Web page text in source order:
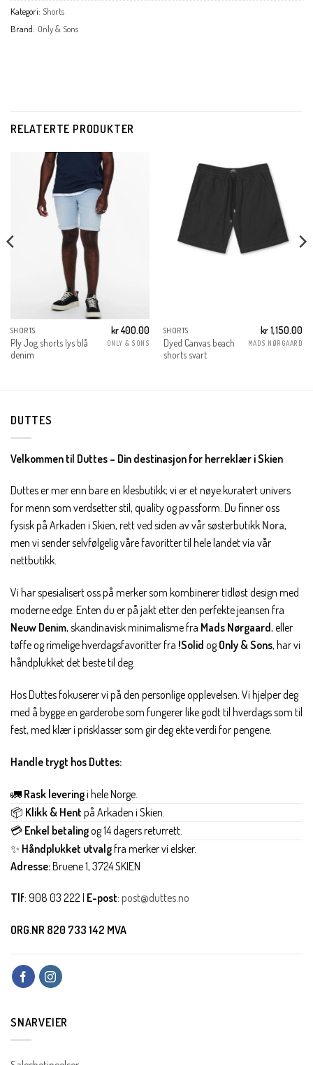
Kategori: Shorts
Brand: Only & Sons
RELATERTE PRODUKTER
SHORTS
Ply Jog shorts lys blå
denim
kr400.00
ONLY & SONS
SHORTS
Dyed Canvas beach
shorts svart
kr1,150.00
MADS NØRGAARD
DUTTES
Velkommen til Duttes – Din destinasjon for herreklær i Skien
Duttes er mer enn bare en klesbutikk; vi er et nøye kuratert univers
for menn som verdsetter stil, quality og passform. Du finner oss
fysisk på Arkaden i Skien, rett ved siden av vår søsterbutikk Nora,
men vi sender selvfølgelig våre favoritter til hele landet via vår
nettbutikk.
Vi har spesialisert oss på merker som kombinerer tidløst design med
moderne edge. Enten du er på jakt etter den perfekte jeansen fra
Neuw Denim, skandinavisk minimalisme fra Mads Nørgaard, eller
tøffe og rimelige hverdagsfavoritter fra !Solid ogOnly & Sons, har vi
håndplukket det beste til deg.
Hos Duttes fokuserer vi på den personlige opplevelsen. Vi hjelper deg
med å bygge en garderobe som fungerer like godt til hverdags som til
fest, med klær i prisklasser som gir deg ekte verdi for pengene.
Handle trygt hos Duttes:
🚛 Rask leveringi hele Norge.
📦 Klikk & Hent på Arkaden i Skien.
💳 Enkel betalingog 14 dagers returrett.
✨ Håndplukket utvalgfra merker vi elsker.
Adresse:Bruene 1, 3724 SKIEN
Tlf: 908 03 222 | E-post: post@duttes.no
ORG.NR 820 733 142 MVA
SNARVEIER